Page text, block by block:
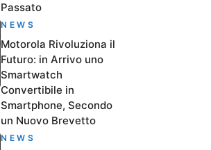
Passato
NEWS
Motorola Rivoluziona il
Futuro: in Arrivo uno
Smartwatch
Convertibile in
Smartphone, Secondo
un Nuovo Brevetto
NEWS